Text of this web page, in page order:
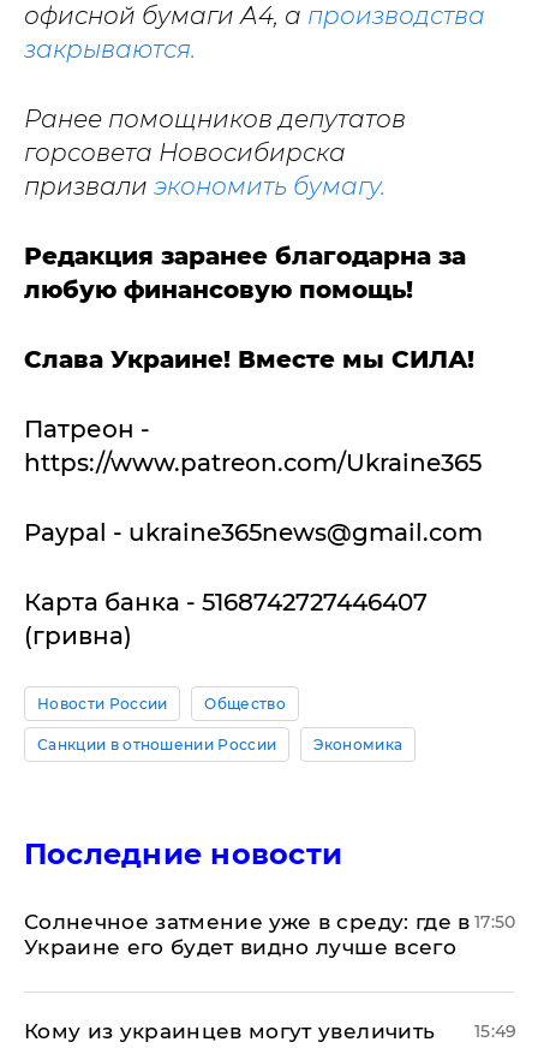
офисной бумаги А4, а производства
закрываются.
Ранее помощников депутатов
горсовета Новосибирска
призвали экономить бумагу.
Редакция заранее благодарна за
любую финансовую помощь!
Слава Украине! Вместе мы СИЛА!
Патреон -
https://www.patreon.com/Ukraine365
Paypal - ukraine365news@gmail.com
Карта банка - 5168742727446407
(гривна)
Новости России Общество
Санкции в отношении России Экономика
Последние новости
​Солнечное затмение уже в среду: где в
Украине его будет видно лучше всего
17:50
Кому из украинцев могут увеличить
15:49